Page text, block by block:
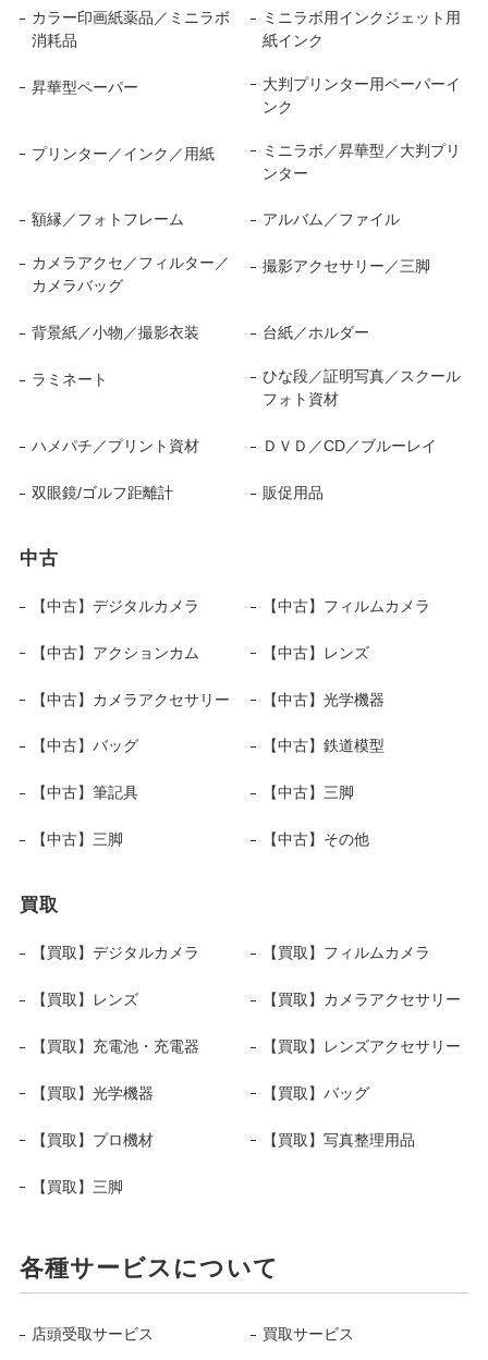
カラー印画紙薬品／ミニラボ
消耗品
ミニラボ用インクジェット用
紙インク
昇華型ペーパー
大判プリンター用ペーパーイ
ンク
プリンター／インク／用紙
ミニラボ／昇華型／大判プリ
ンター
額縁／フォトフレーム アルバム／ファイル
カメラアクセ／フィルター／
カメラバッグ
撮影アクセサリー／三脚
背景紙／小物／撮影衣装 台紙／ホルダー
ラミネート
ひな段／証明写真／スクール
フォト資材
ハメパチ／プリント資材 ＤＶＤ／CD／ブルーレイ
双眼鏡/ゴルフ距離計 販促用品
中古
【中古】デジタルカメラ 【中古】フィルムカメラ
【中古】アクションカム 【中古】レンズ
【中古】カメラアクセサリー 【中古】光学機器
【中古】バッグ 【中古】鉄道模型
【中古】筆記具 【中古】三脚
【中古】三脚 【中古】その他
買取
【買取】デジタルカメラ 【買取】フィルムカメラ
【買取】レンズ 【買取】カメラアクセサリー
【買取】充電池・充電器 【買取】レンズアクセサリー
【買取】光学機器 【買取】バッグ
【買取】プロ機材 【買取】写真整理用品
【買取】三脚
各種サービスについて
店頭受取サービス 買取サービス